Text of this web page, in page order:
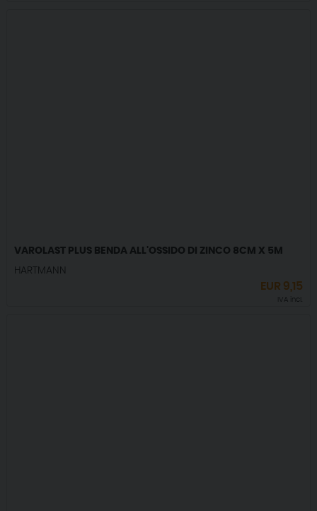
VAROLAST PLUS BENDA ALL'OSSIDO DI ZINCO 8CM X 5M
HARTMANN
EUR 9,15
IVA incl.